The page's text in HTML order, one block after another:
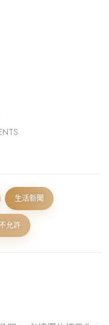
生活新聞
允許